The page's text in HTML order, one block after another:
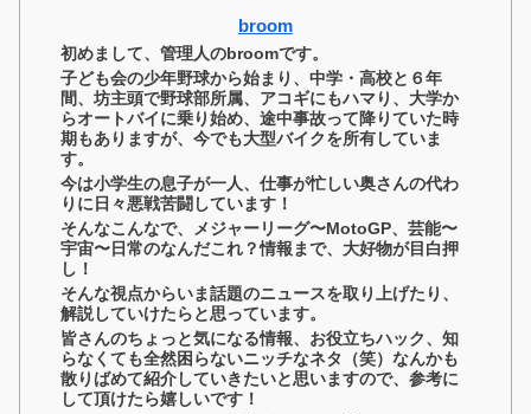
broom
初めまして、管理人のbroomです。
子ども会の少年野球から始まり、中学・高校と６年
間、坊主頭で野球部所属、アコギにもハマり、大学か
らオートバイに乗り始め、途中事故って降りていた時
期もありますが、今でも大型バイクを所有していま
す。
今は小学生の息子が一人、仕事が忙しい奥さんの代わ
りに日々悪戦苦闘しています！
そんなこんなで、メジャーリーグ〜MotoGP、芸能〜
宇宙〜日常のなんだこれ？情報まで、大好物が目白押
し！
そんな視点からいま話題のニュースを取り上げたり、
解説していけたらと思っています。
皆さんのちょっと気になる情報、お役立ちハック、知
らなくても全然困らないニッチなネタ（笑）なんかも
散りばめて紹介していきたいと思いますので、参考に
して頂けたら嬉しいです！